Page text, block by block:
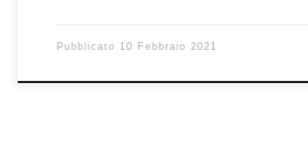
Pubblicato 10 Febbraio 2021